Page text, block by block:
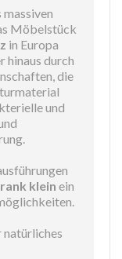
Möbelstück
in Europa
hinaus durch
die
und
klein ein
natürliches